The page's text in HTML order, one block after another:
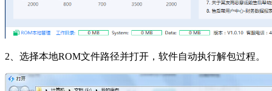
2、选择本地ROM文件路径并打开，软件自动执行解包过程。